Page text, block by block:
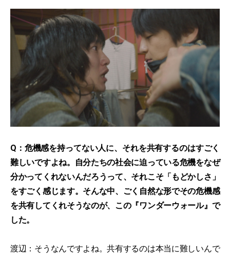
Q：危機感を持ってない人に、それを共有するのはすごく
難しいですよね。自分たちの社会に迫っている危機をなぜ
分かってくれないんだろうって、それこそ「もどかしさ」
をすごく感じます。そんな中、ごく自然な形でその危機感
を共有してくれそうなのが、この『ワンダーウォール』で
した。
渡辺：そうなんですよね。共有するのは本当に難しいんで